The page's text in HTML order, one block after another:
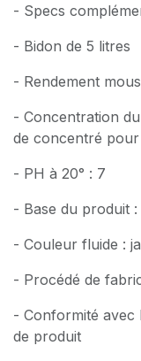
- Specs
- Bidon de 5 litres
- Rendement
- Concentration
de concentré
- PH à 20° : 7
- Base du produit
- Couleur fluide :
- Procédé de
- Conformité avec
de produit